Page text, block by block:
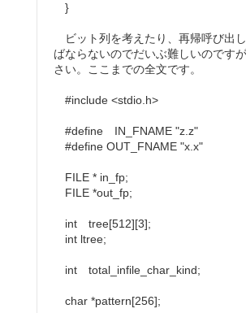
}
ビット列を考えたり、再帰呼び出
ばならないのでだいぶ難しいのです
さい。ここまでの全文です。
#include <stdio.h>
#define IN_FNAME "z.z"
#define OUT_FNAME "x.x"
FILE * in_fp;
FILE *out_fp;
int tree[512][3];
int ltree;
int total_infile_char_kind;
char *pattern[256];